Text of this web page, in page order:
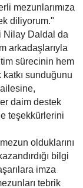
mezunlarımıza
diliyorum."
Nilay Daldal da
arkadaşlarıyla
sürecinin hem
sunduğunu
daim destek
teşekkürlerini
olduklarını
bilgi
imza
tebrik